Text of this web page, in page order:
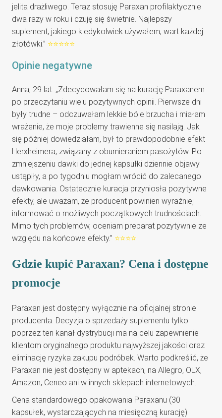
jelita drażliwego. Teraz stosuję Paraxan profilaktycznie
dwa razy w roku i czuję się świetnie. Najlepszy
suplement, jakiego kiedykolwiek używałem, wart każdej
złotówki.” ⭐⭐⭐⭐⭐
Opinie negatywne
Anna, 29 lat: „Zdecydowałam się na kurację Paraxanem
po przeczytaniu wielu pozytywnych opinii. Pierwsze dni
były trudne – odczuwałam lekkie bóle brzucha i miałam
wrażenie, że moje problemy trawienne się nasilają. Jak
się później dowiedziałam, był to prawdopodobnie efekt
Herxheimera, związany z obumieraniem pasożytów. Po
zmniejszeniu dawki do jednej kapsułki dziennie objawy
ustąpiły, a po tygodniu mogłam wrócić do zalecanego
dawkowania. Ostatecznie kuracja przyniosła pozytywne
efekty, ale uważam, że producent powinien wyraźniej
informować o możliwych początkowych trudnościach.
Mimo tych problemów, oceniam preparat pozytywnie ze
względu na końcowe efekty.” ⭐⭐⭐⭐
Gdzie kupić Paraxan? Cena i dostępne
promocje
Paraxan jest dostępny wyłącznie na oficjalnej stronie
producenta. Decyzja o sprzedaży suplementu tylko
poprzez ten kanał dystrybucji ma na celu zapewnienie
klientom oryginalnego produktu najwyższej jakości oraz
eliminację ryzyka zakupu podróbek. Warto podkreślić, że
Paraxan nie jest dostępny w aptekach, na Allegro, OLX,
Amazon, Ceneo ani w innych sklepach internetowych.
Cena standardowego opakowania Paraxanu (30
kapsułek, wystarczających na miesięczną kurację)